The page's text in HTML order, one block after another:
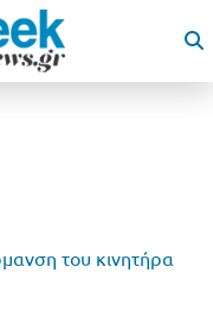
του κινητήρα